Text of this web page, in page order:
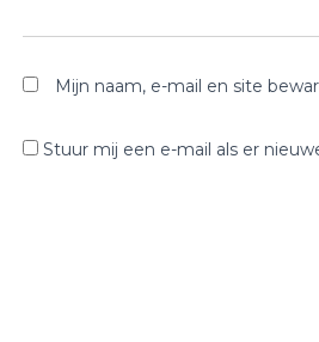
Mijn naam, e-mail en site
Stuur mij een e-mail als er